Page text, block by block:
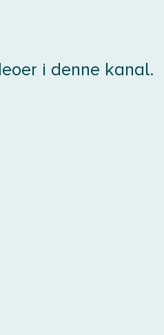
i denne kanal.